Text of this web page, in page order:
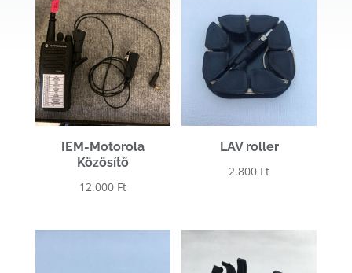
IEM-Motorola
Közösítő
12.000 Ft
LAV roller
2.800 Ft